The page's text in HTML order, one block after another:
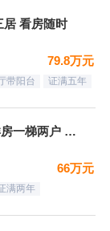
居 看房随时
79.8万元
带阳台 证满五年
华阳路边 德信公园旁电梯洋房一梯两户 三居双卫 66万！
66万元
满两年